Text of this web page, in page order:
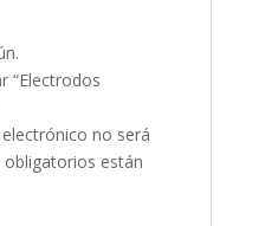
“Electrodos
no será
están